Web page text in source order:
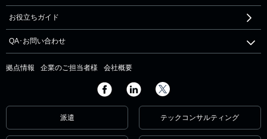
お役立ちガイド
QA･お問い合わせ
拠点情報 企業のご担当者様 会社概要
派遣 テックコンサルティング